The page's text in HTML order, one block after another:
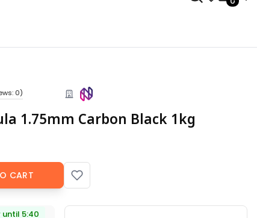
0)
1.75mm Carbon Black 1kg
CART
until 5:40